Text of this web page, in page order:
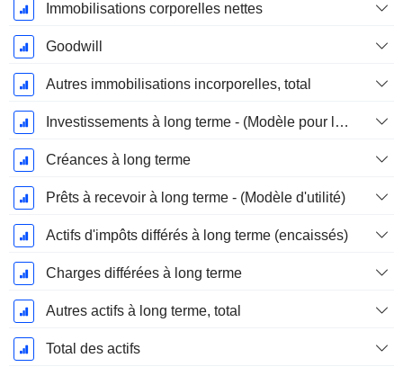
Immobilisations corporelles nettes
Goodwill
Autres immobilisations incorporelles, total
Investissements à long terme - (Modèle pour les services publics)
Créances à long terme
Prêts à recevoir à long terme - (Modèle d'utilité)
Actifs d'impôts différés à long terme (encaissés)
Charges différées à long terme
Autres actifs à long terme, total
Total des actifs